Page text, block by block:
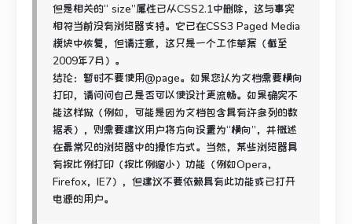
但是相关的“ size”属性已从CSS2.1中删除，这与事实
相符当前没有浏览器支持。 它已在CSS3 Paged Media
模块中恢复，但请注意，这只是一个工作草案（截至
2009年7月）。
结论：暂时不要使用@page。 如果您认为文档需要横向
打印，请问问自己是否可以使设计更流畅。 如果确实不
能这样做（例如，可能是因为文档包含具有许多列的数
据表），则需要建议用户将方向设置为“横向”，并概述
在最常见的浏览器中的操作方式。 当然，某些浏览器具
有按比例打印（按比例缩小）功能（例如Opera，
Firefox，IE7），但建议不要依赖具有此功能或已打开
电源的用户。